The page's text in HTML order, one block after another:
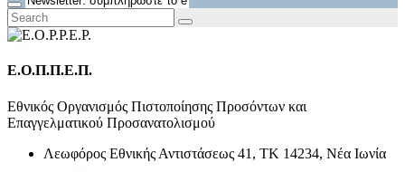
Ε.Ο.Π.Π.Ε.Π.
Εθνικός Οργανισμός Πιστοποίησης Προσόντων και
Επαγγελματικού Προσανατολισμού
Λεωφόρος Εθνικής Αντιστάσεως 41, ΤΚ 14234, Νέα Ιωνία